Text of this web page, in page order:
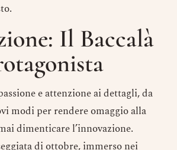
Il Baccalà
e attenzione ai dettagli, da
modi per rendere omaggio alla
dimenticare l’innovazione.
di ottobre, immerso nei